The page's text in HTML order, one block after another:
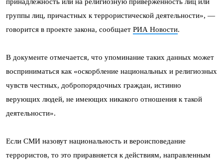
группы лиц, причастных к террористической деятельности», —
говорится в проекте закона, сообщает РИА Новости.
В документе отмечается, что упоминание таких данных может
восприниматься как «оскорбление национальных и религиозных
чувств честных, добропорядочных граждан, истинно
верующих людей, не имеющих никакого отношения к такой
деятельности».
Если СМИ назовут национальность и вероисповедание
террористов, то это приравняется к действиям, направленным